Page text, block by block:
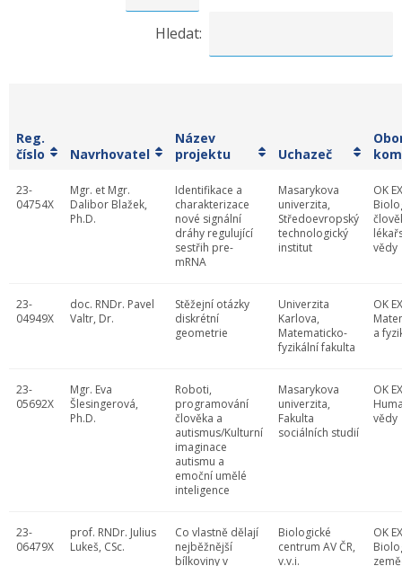
Hledat:
Reg.
číslo
Navrhovatel
Název
projektu
Uchazeč
23-
04754X
Mgr. et Mgr.
Dalibor Blažek,
Ph.D.
Identifikace a
charakterizace
nové signální
dráhy regulující
sestřih pre-
mRNA
Masarykova
univerzita,
Středoevropský
technologický
institut
OK
vědy
23-
04949X
doc. RNDr. Pavel
Valtr, Dr.
Stěžejní otázky
diskrétní
geometrie
Univerzita
Karlova,
Matematicko-
fyzikální fakulta
OK
a
23-
05692X
Mgr. Eva
Šlesingerová,
Ph.D.
Roboti,
programování
člověka a
autismus/Kulturní
imaginace
autismu a
emoční umělé
inteligence
Masarykova
univerzita,
Fakulta
sociálních studií
OK
vědy
23-
06479X
prof. RNDr. Julius
Lukeš, CSc.
Co vlastně dělají
nejběžnější
bílkoviny v
Biologické
centrum AV ČR,
v.v.i.
OK